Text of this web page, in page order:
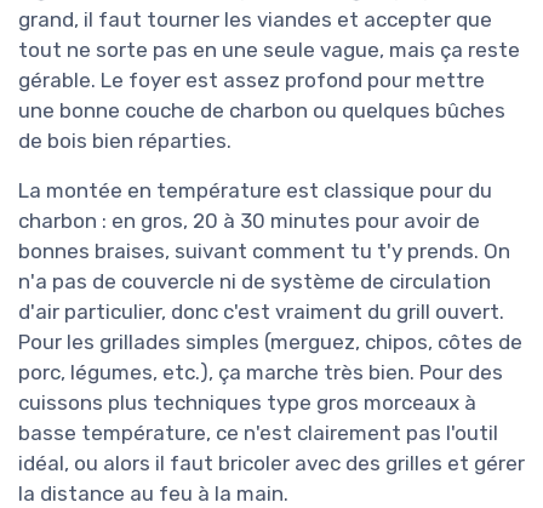
grand, il faut tourner les viandes et accepter que
tout ne sorte pas en une seule vague, mais ça reste
gérable. Le foyer est assez profond pour mettre
une bonne couche de charbon ou quelques bûches
de bois bien réparties.
La montée en température est classique pour du
charbon : en gros, 20 à 30 minutes pour avoir de
bonnes braises, suivant comment tu t'y prends. On
n'a pas de couvercle ni de système de circulation
d'air particulier, donc c'est vraiment du grill ouvert.
Pour les grillades simples (merguez, chipos, côtes de
porc, légumes, etc.), ça marche très bien. Pour des
cuissons plus techniques type gros morceaux à
basse température, ce n'est clairement pas l'outil
idéal, ou alors il faut bricoler avec des grilles et gérer
la distance au feu à la main.